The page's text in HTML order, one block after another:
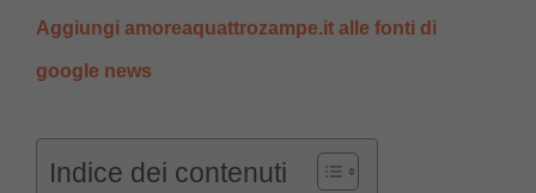
Aggiungi amoreaquattrozampe.it alle fonti di
google news
Indice dei contenuti